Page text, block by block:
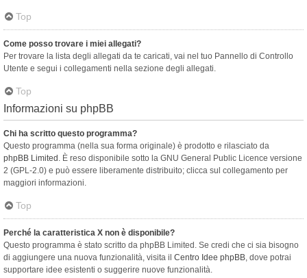
Top
Come posso trovare i miei allegati?
Per trovare la lista degli allegati da te caricati, vai nel tuo Pannello di Controllo
Utente e segui i collegamenti nella sezione degli allegati.
Top
Informazioni su phpBB
Chi ha scritto questo programma?
Questo programma (nella sua forma originale) è prodotto e rilasciato da
phpBB Limited . È reso disponibile sotto la GNU General Public Licence versione
2 (GPL-2.0) e può essere liberamente distribuito; clicca sul collegamento per
maggiori informazioni.
Top
Perché la caratteristica X non è disponibile?
Questo programma è stato scritto da phpBB Limited. Se credi che ci sia bisogno
di aggiungere una nuova funzionalità, visita il Centro Idee phpBB, dove potrai
supportare idee esistenti o suggerire nuove funzionalità.